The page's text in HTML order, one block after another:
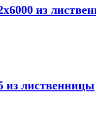
из
из лиственницы